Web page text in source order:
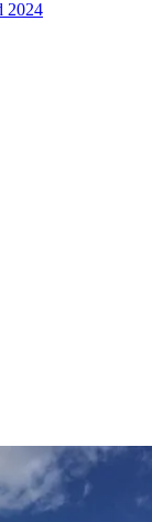
2024